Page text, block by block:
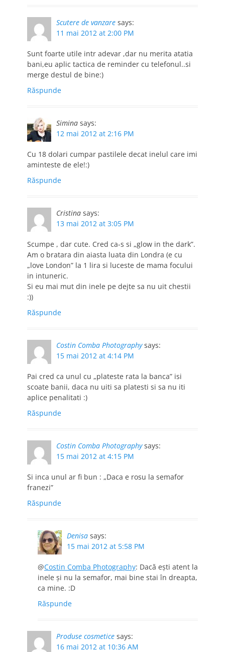
Scutere de vanzare says:
11 mai 2012 at 2:00 PM
Sunt foarte utile intr adevar ,dar nu merita atatia
bani,eu aplic tactica de reminder cu telefonul..si
merge destul de bine:)
Răspunde
Simina says:
12 mai 2012 at 2:16 PM
Cu 18 dolari cumpar pastilele decat inelul care imi
aminteste de ele!:)
Răspunde
Cristina says:
13 mai 2012 at 3:05 PM
Scumpe , dar cute. Cred ca-s si „glow in the dark”.
Am o bratara din aiasta luata din Londra (e cu
„love London” la 1 lira si luceste de mama focului
in intuneric.
Si eu mai mut din inele pe dejte sa nu uit chestii
:))
Răspunde
Costin Comba Photography says:
15 mai 2012 at 4:14 PM
Pai cred ca unul cu „plateste rata la banca” isi
scoate banii, daca nu uiti sa platesti si sa nu iti
aplice penalitati :)
Răspunde
Costin Comba Photography says:
15 mai 2012 at 4:15 PM
Si inca unul ar fi bun : „Daca e rosu la semafor
franezi”
Răspunde
Denisa says:
15 mai 2012 at 5:58 PM
@Costin Comba Photography: Dacă eşti atent la
inele şi nu la semafor, mai bine stai în dreapta,
ca mine. :D
Răspunde
Produse cosmetice says:
16 mai 2012 at 10:36 AM